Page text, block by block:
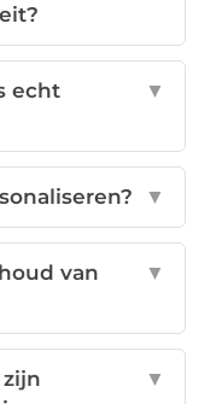
echt
▼
▼
van
▼
▼